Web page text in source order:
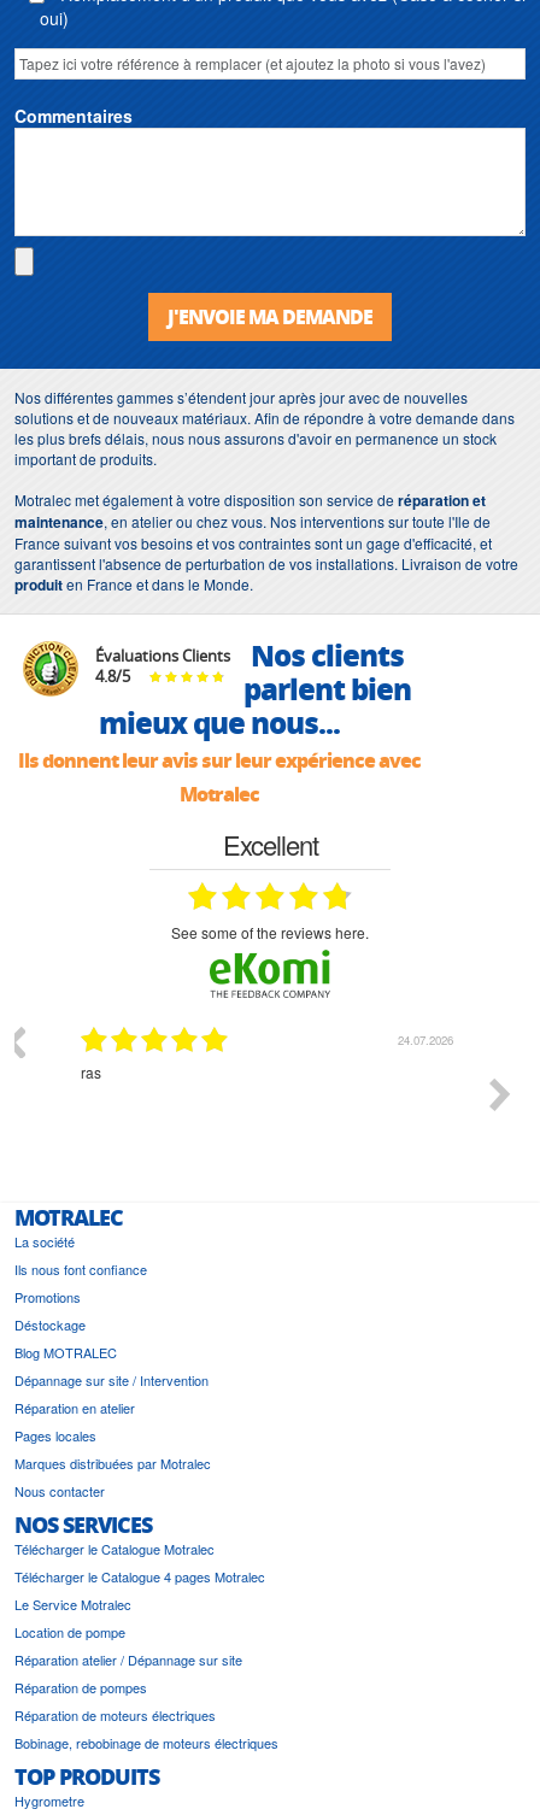
oui)
Commentaires
J'ENVOIE MA DEMANDE
Nos différentes gammes s’étendent jour après jour avec de nouvelles
solutions et de nouveaux matériaux. Afin de répondre à votre demande dans
les plus brefs délais, nous nous assurons d'avoir en permanence un stock
important de produits.
Motralec met également à votre disposition son service deréparation et
maintenance, en atelier ou chez vous. Nos interventions sur toute l'Ile de
France suivant vos besoins et vos contraintes sont un gage d'efficacité, et
garantissent l'absence de perturbation de vos installations. Livraison de votre
produiten France et dans le Monde.
Évaluations Clients
4.8/5
Nos clients
parlent bien
mieux que nous...
Ils donnent leur avis sur leur expérience avec
Motralec
Excellent
see some of the reviews here.
24.07.2026
ras
MOTRALEC
La société
Ils nous font confiance
Promotions
Déstockage
Blog MOTRALEC
Dépannage sur site / Intervention
Réparation en atelier
Pages locales
Marques distribuées par Motralec
Nous contacter
NOS SERVICES
Télécharger le Catalogue Motralec
Télécharger le Catalogue 4 pages Motralec
Le Service Motralec
Location de pompe
Réparation atelier / Dépannage sur site
Réparation de pompes
Réparation de moteurs électriques
Bobinage, rebobinage de moteurs électriques
TOP PRODUITS
Hygrometre